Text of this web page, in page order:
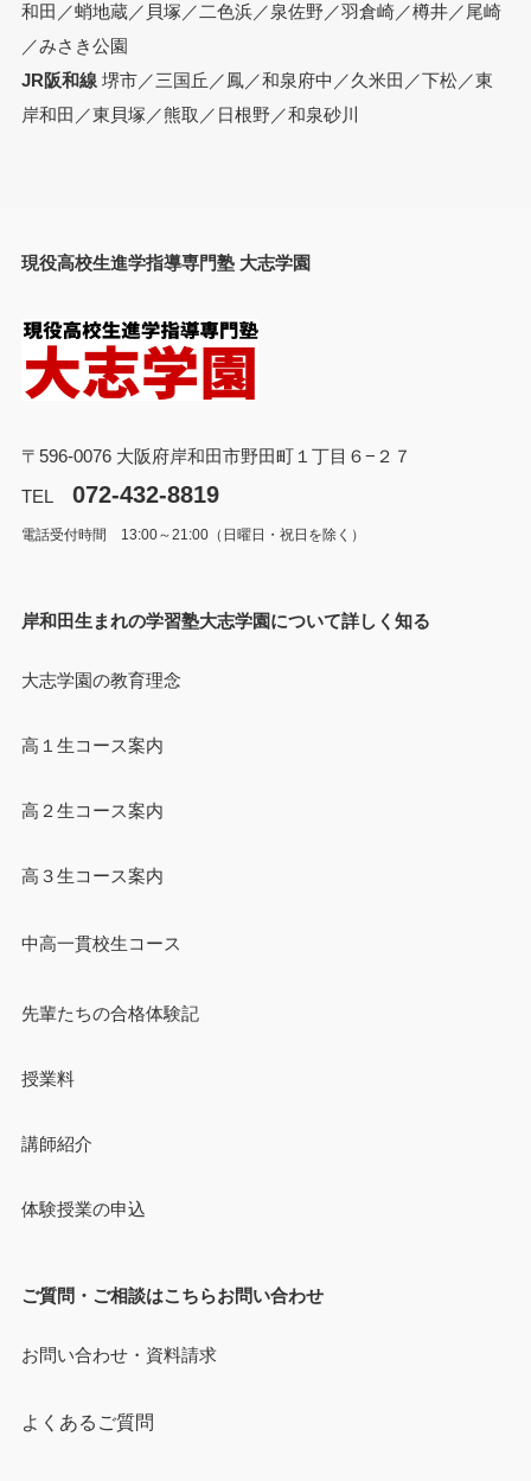
和田／蛸地蔵／貝塚／二色浜／泉佐野／羽倉崎／樽井／尾崎
／みさき公園
JR阪和線堺市／三国丘／鳳／和泉府中／久米田／下松／東
岸和田／東貝塚／熊取／日根野／和泉砂川
現役高校生進学指導専門塾 大志学園
〒596-0076 大阪府岸和田市野田町１丁目６−２７
TEL 072-432-8819
電話受付時間 13:00～21:00（日曜日・祝日を除く）
岸和田生まれの学習塾大志学園について詳しく知る
大志学園の教育理念
高１生コース案内
高２生コース案内
高３生コース案内
中高一貫校生コース
先輩たちの合格体験記
授業料
講師紹介
体験授業の申込
ご質問・ご相談はこちらお問い合わせ
お問い合わせ・資料請求
よくあるご質問